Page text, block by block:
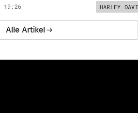
Alle Artikel
19:26 HARLEY